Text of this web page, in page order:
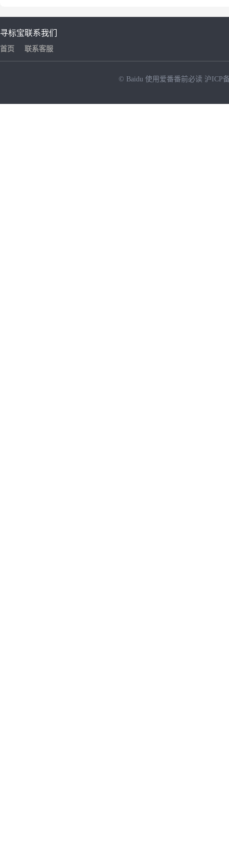
寻标宝
首页
联系我们
联系客服
© Baidu 使用爱番番前必读 沪ICP